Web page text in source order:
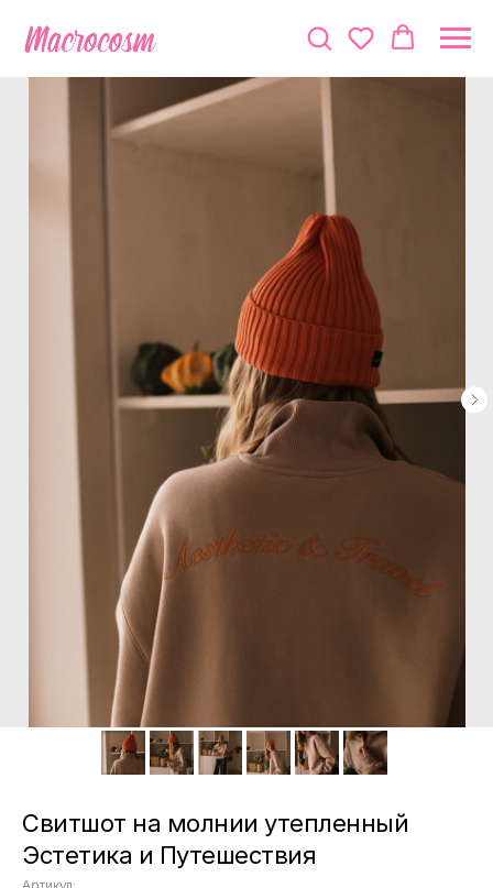
Свитшот на молнии утепленный
Эстетика и Путешествия